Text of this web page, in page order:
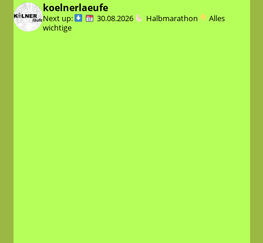
koelnerlaeufe
Next up: 30.08.2026 Halbmarathon
Alles
wichtige